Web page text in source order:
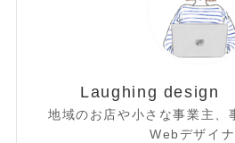
Laughing design
地域のお店や小さな事業主、
Webデザイ